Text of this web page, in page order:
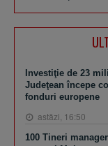
Investiţie de 23
Judeţean începe
fonduri europene
astăzi, 16:50
100 Tineri